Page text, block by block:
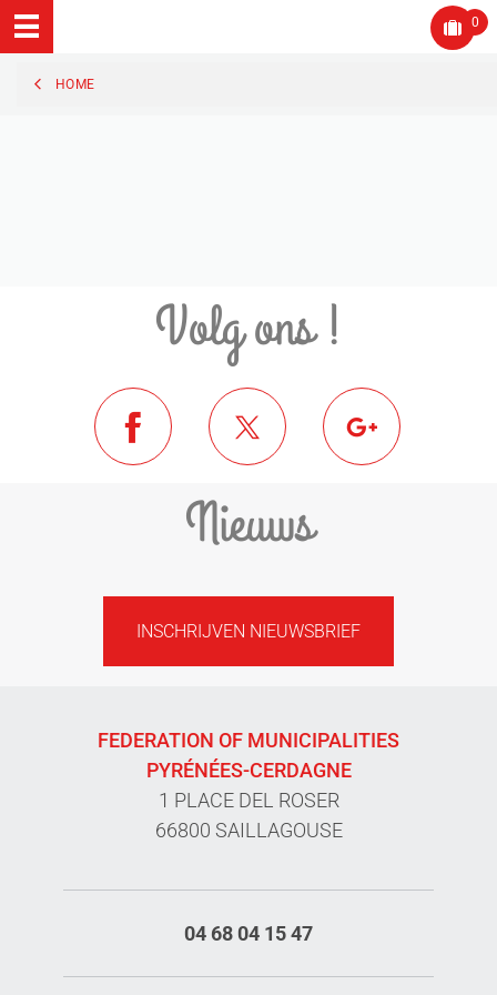
0
HOME
Volg ons !
Nieuws
INSCHRIJVEN NIEUWSBRIEF
FEDERATION OF MUNICIPALITIES
PYRÉNÉES-CERDAGNE
1 PLACE DEL ROSER
66800 SAILLAGOUSE
04 68 04 15 47